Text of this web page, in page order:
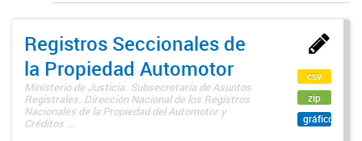
Registros Seccionales de
la Propiedad Automotor
Ministerio de Justicia. Subsecretaría de Asuntos
Registrales. Dirección Nacional de los Registros
Nacionales de la Propiedad del Automotor y
Créditos ...
csv
zip
gráfico